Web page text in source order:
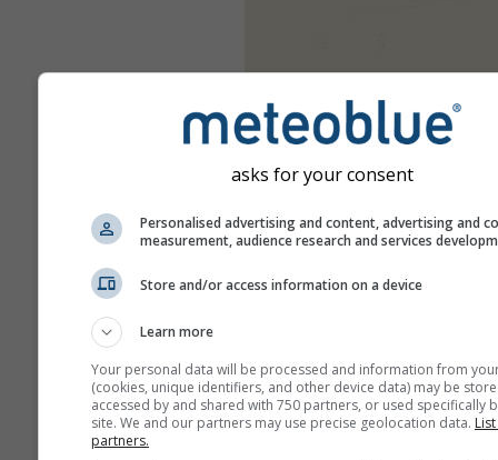
asks for your consent
Personalised advertising and content, advertising and
measurement, audience research and services
Store and/or access information on a device
Learn more
Your personal data will be processed and information from
(cookies, unique identifiers, and other device data) may be
accessed by and shared with 750 partners, or used specifically
site. We and our partners may use precise geolocation data.
partners.